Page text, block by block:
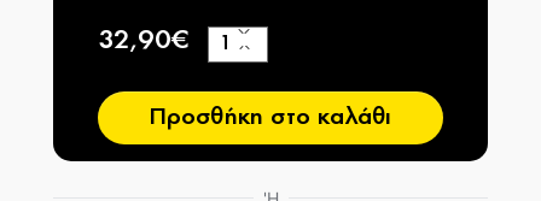
32,90€
−
+
Προσθήκη στο καλάθι